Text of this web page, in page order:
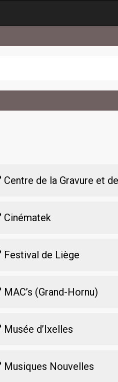
Centre de la Gravure et
Cinématek
Festival de Liège
MAC’s (Grand-Hornu)
Musée d’Ixelles
Musiques Nouvelles